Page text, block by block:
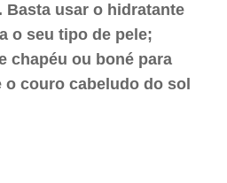
Basta usar o hidratante
o seu tipo de pele;
chapéu ou boné para
couro cabeludo do sol